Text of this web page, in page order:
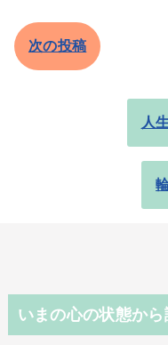
次の投稿
人
いまの心の状態から